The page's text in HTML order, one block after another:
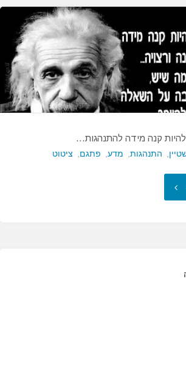
בהתאם…"
להיות קנה מידה להתנהגות…
, התנהגות, מדע, פתגם, ציטוט
"המדע